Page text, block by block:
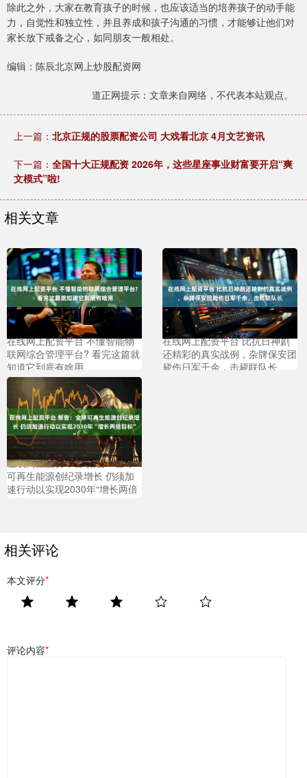
除此之外，大家在教育孩子的时候，也应该适当的培养孩子的动手能
力，自觉性和独立性，并且养成和孩子沟通的习惯，才能够让他们对
家长放下戒备之心，如同朋友一般相处。
编辑：陈辰北京网上炒股配资网
道正网提示：文章来自网络，不代表本站观点。
上一篇： 北京正规的股票配资公司 大戏看北京 4月文艺资讯
下一篇： 全国十大正规配资 2026年，这些星座事业财富要开启“爽
文模式”啦!
相关文章
在线网上配资平台 不懂智能物
联网综合管理平台? 看完这篇就
知道它到底有啥用
在线网上配资平台 比抗日神剧
还精彩的真实战例，杂牌保安团
毙伤日军千余，击毙联队长
在线网上配资平台 报告：全球
可再生能源创纪录增长 仍须加
速行动以实现2030年“增长两倍
目标”
相关评论
本文评分*
评论内容*